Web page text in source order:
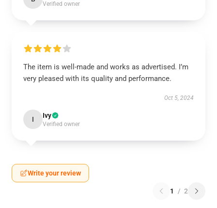
Verified owner
The item is well-made and works as advertised. I’m
very pleased with its quality and performance.
Oct 5, 2024
I Ivy
Verified owner
Write your review
1 / 2